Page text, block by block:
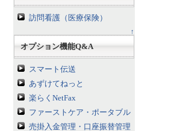
訪問看護（医療保険）
↑
オプション機能Q&A
スマート伝送
あずけてねっと
楽らくNetFax
ファーストケア・ポータブル
売掛入金管理・口座振替管理